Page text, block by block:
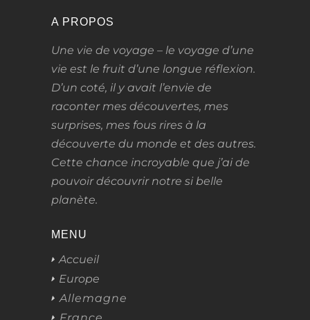
A PROPOS
Une vie de voyage – le voyage d’une
vie est le fruit d’une longue réflexion.
D’un coté, il y avait l’envie de
raconter mes découvertes, mes
surprises, mes fous rires à la
découverte du monde et des autres.
Cette chance incroyable que j’ai de
pouvoir découvrir notre si belle
planète.
MENU
Accueil
Europe
Allemagne